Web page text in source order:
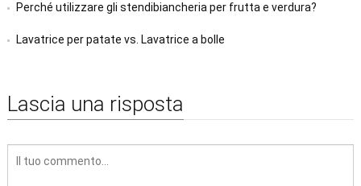
Perché utilizzare gli stendibiancheria per frutta e verdura?
Lavatrice per patate vs. Lavatrice a bolle
Lascia una risposta